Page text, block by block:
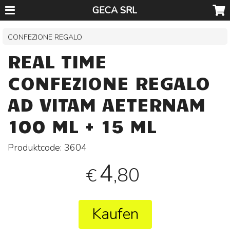
GECA SRL
CONFEZIONE REGALO
REAL TIME
CONFEZIONE REGALO
AD VITAM AETERNAM
100 ML + 15 ML
Produktcode:3604
€4,80
Kaufen